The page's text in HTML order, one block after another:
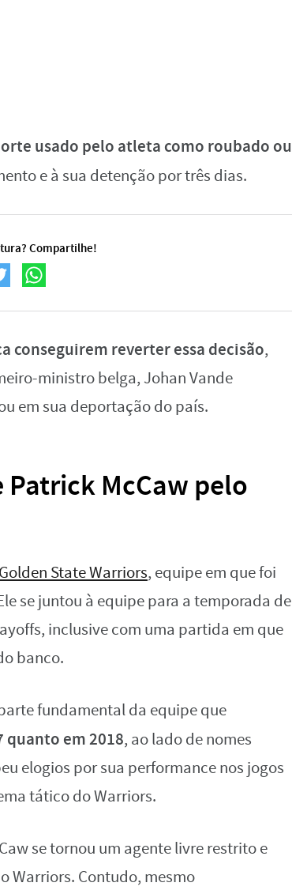
usado pelo atleta como roubado ou
e à sua detenção por três dias.
Compartilhe!
conseguirem reverter essa decisão,
ministro belga, Johan Vande
em sua deportação do país.
Patrick McCaw pelo
Golden State Warriors, equipe em que foi
se juntou à equipe para a temporada de
inclusive com uma partida em que
banco.
fundamental da equipe que
em 2018, ao lado de nomes
elogios por sua performance nos jogos
tático do Warriors.
se tornou um agente livre restrito e
Warriors. Contudo, mesmo